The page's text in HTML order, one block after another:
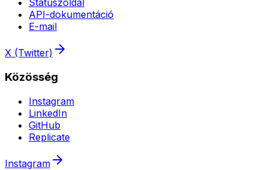
Státuszoldal
API-dokumentáció
E-mail
X (Twitter)
Közösség
Instagram
LinkedIn
GitHub
Replicate
Instagram